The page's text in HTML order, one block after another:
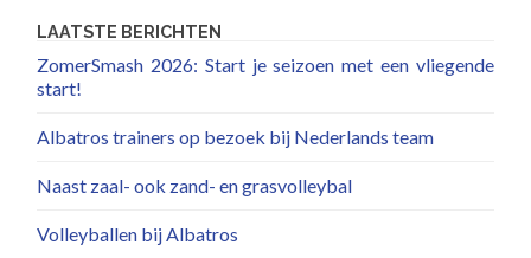
LAATSTE BERICHTEN
ZomerSmash 2026: Start je seizoen met een vliegende
start!
Albatros trainers op bezoek bij Nederlands team
Naast zaal- ook zand- en grasvolleybal
Volleyballen bij Albatros